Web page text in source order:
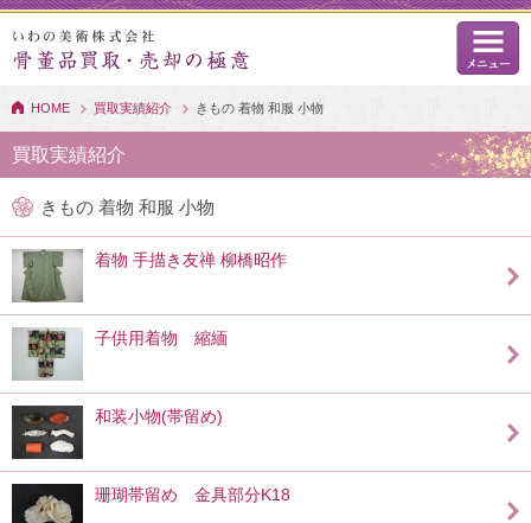
HOME 買取実績紹介 きもの 着物 和服 小物
買取実績紹介
きもの 着物 和服 小物
着物 手描き友禅 柳橋昭作
子供用着物 縮緬
和装小物(帯留め)
珊瑚帯留め 金具部分K18